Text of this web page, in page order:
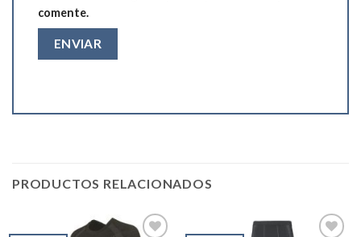
comente.
PRODUCTOS RELACIONADOS